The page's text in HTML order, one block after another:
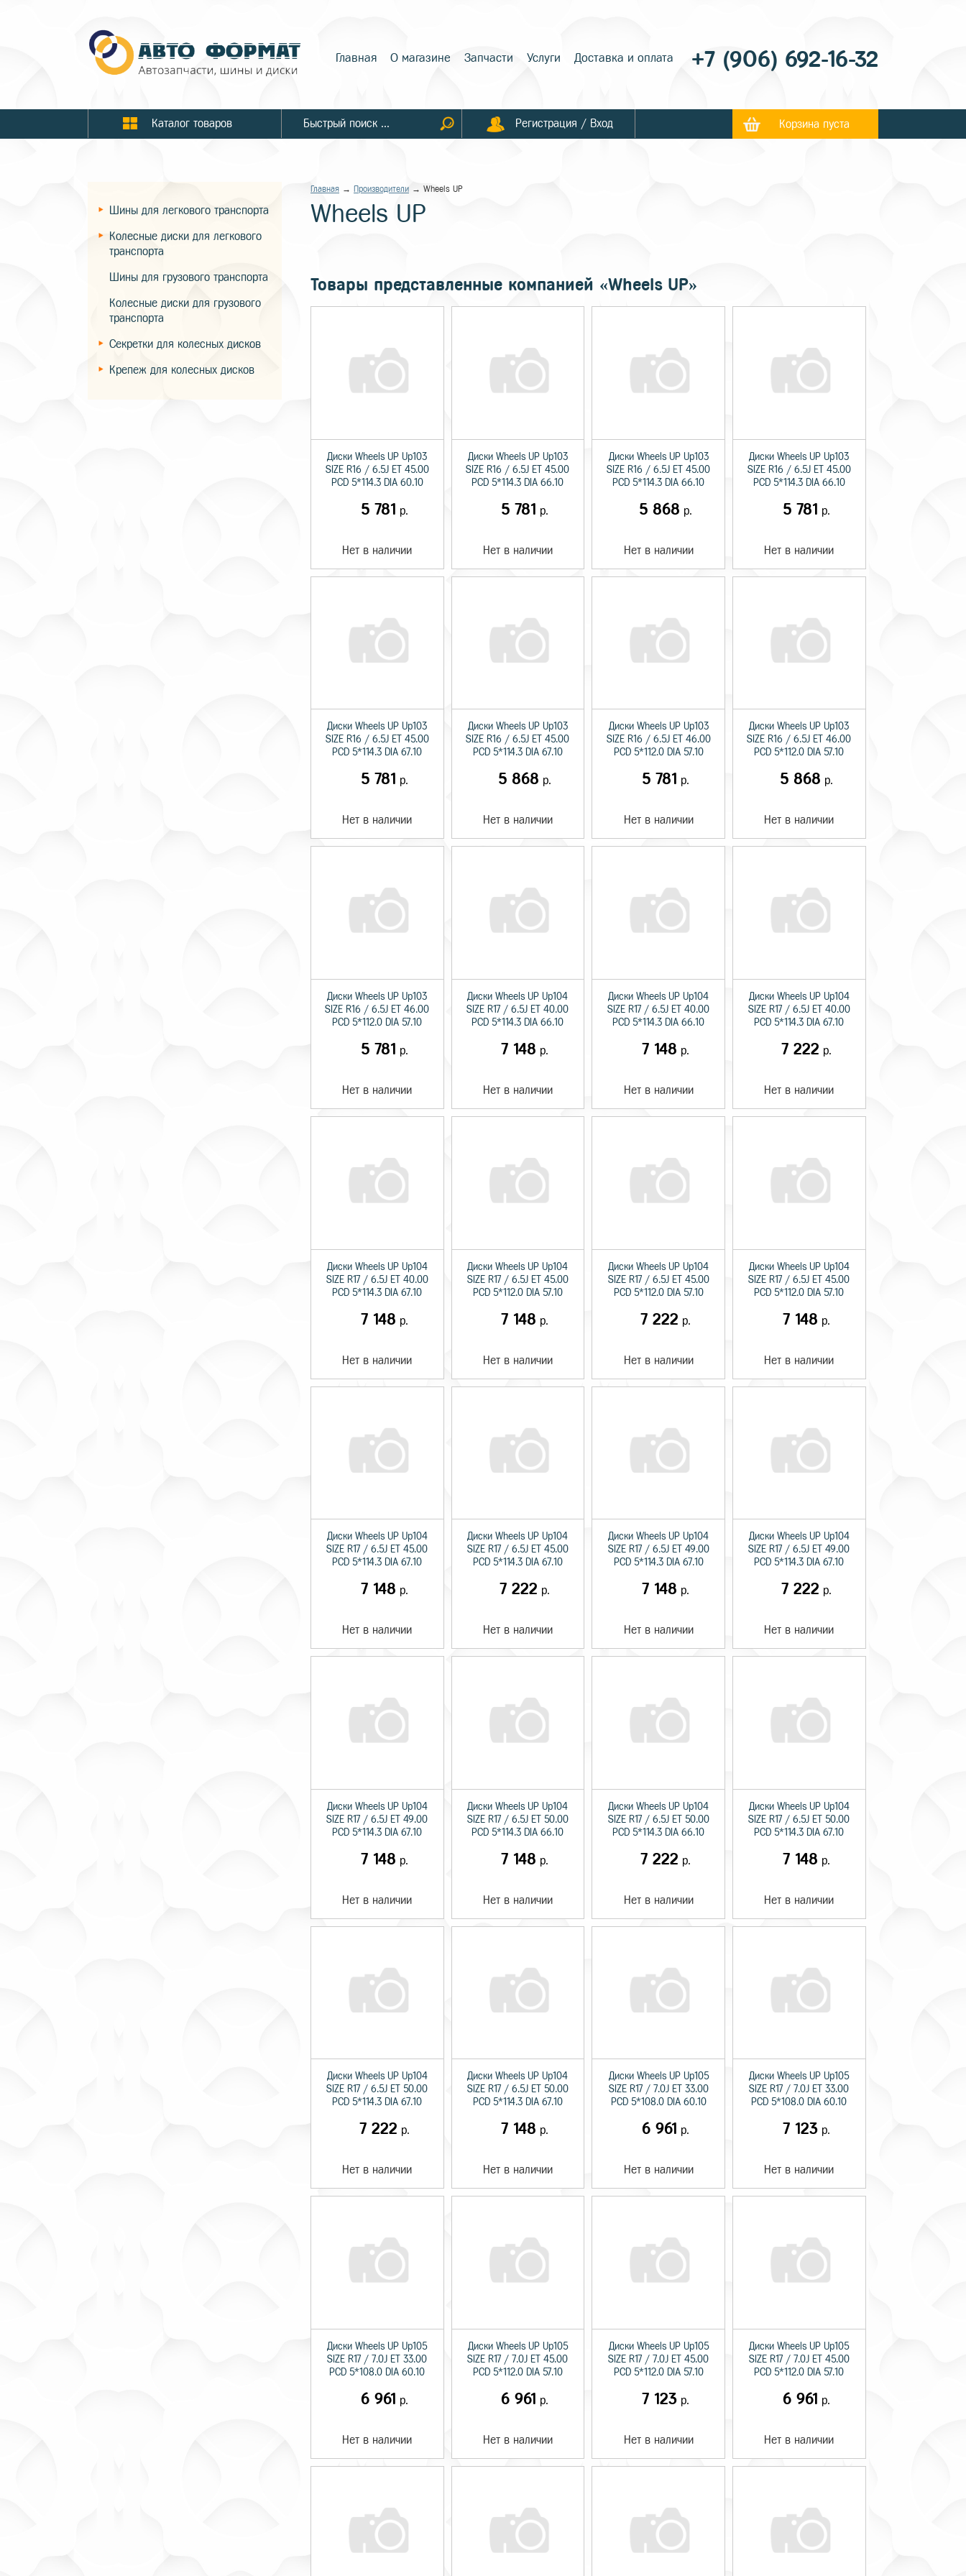
Главная О магазине Запчасти Услуги Доставка и оплата +7 (906) 692-16-32
Каталог товаров Регистрация / Вход Корзина пуста
Шины для легкового транспорта
Колесные диски для легкового
транспорта
Шины для грузового транспорта
Колесные диски для грузового
транспорта
Секретки для колесных дисков
Крепеж для колесных дисков
Главная → Производители → Wheels UP
Wheels UP
Товары представленные компанией «Wheels UP»
Диски Wheels UP Up103
SIZE R16 / 6.5J ET 45.00
PCD 5*114.3 DIA 60.10
5 781 р.
Нет в наличии
Диски Wheels UP Up103
SIZE R16 / 6.5J ET 45.00
PCD 5*114.3 DIA 66.10
5 781 р.
Нет в наличии
Диски Wheels UP Up103
SIZE R16 / 6.5J ET 45.00
PCD 5*114.3 DIA 66.10
5 868 р.
Нет в наличии
Диски Wheels UP Up103
SIZE R16 / 6.5J ET 45.00
PCD 5*114.3 DIA 66.10
5 781 р.
Нет в наличии
Диски Wheels UP Up103
SIZE R16 / 6.5J ET 45.00
PCD 5*114.3 DIA 67.10
5 781 р.
Нет в наличии
Диски Wheels UP Up103
SIZE R16 / 6.5J ET 45.00
PCD 5*114.3 DIA 67.10
5 868 р.
Нет в наличии
Диски Wheels UP Up103
SIZE R16 / 6.5J ET 46.00
PCD 5*112.0 DIA 57.10
5 781 р.
Нет в наличии
Диски Wheels UP Up103
SIZE R16 / 6.5J ET 46.00
PCD 5*112.0 DIA 57.10
5 868 р.
Нет в наличии
Диски Wheels UP Up103
SIZE R16 / 6.5J ET 46.00
PCD 5*112.0 DIA 57.10
5 781 р.
Нет в наличии
Диски Wheels UP Up104
SIZE R17 / 6.5J ET 40.00
PCD 5*114.3 DIA 66.10
7 148 р.
Нет в наличии
Диски Wheels UP Up104
SIZE R17 / 6.5J ET 40.00
PCD 5*114.3 DIA 66.10
7 148 р.
Нет в наличии
Диски Wheels UP Up104
SIZE R17 / 6.5J ET 40.00
PCD 5*114.3 DIA 67.10
7 222 р.
Нет в наличии
Диски Wheels UP Up104
SIZE R17 / 6.5J ET 40.00
PCD 5*114.3 DIA 67.10
7 148 р.
Нет в наличии
Диски Wheels UP Up104
SIZE R17 / 6.5J ET 45.00
PCD 5*112.0 DIA 57.10
7 148 р.
Нет в наличии
Диски Wheels UP Up104
SIZE R17 / 6.5J ET 45.00
PCD 5*112.0 DIA 57.10
7 222 р.
Нет в наличии
Диски Wheels UP Up104
SIZE R17 / 6.5J ET 45.00
PCD 5*112.0 DIA 57.10
7 148 р.
Нет в наличии
Диски Wheels UP Up104
SIZE R17 / 6.5J ET 45.00
PCD 5*114.3 DIA 67.10
7 148 р.
Нет в наличии
Диски Wheels UP Up104
SIZE R17 / 6.5J ET 45.00
PCD 5*114.3 DIA 67.10
7 222 р.
Нет в наличии
Диски Wheels UP Up104
SIZE R17 / 6.5J ET 49.00
PCD 5*114.3 DIA 67.10
7 148 р.
Нет в наличии
Диски Wheels UP Up104
SIZE R17 / 6.5J ET 49.00
PCD 5*114.3 DIA 67.10
7 222 р.
Нет в наличии
Диски Wheels UP Up104
SIZE R17 / 6.5J ET 49.00
PCD 5*114.3 DIA 67.10
7 148 р.
Нет в наличии
Диски Wheels UP Up104
SIZE R17 / 6.5J ET 50.00
PCD 5*114.3 DIA 66.10
7 148 р.
Нет в наличии
Диски Wheels UP Up104
SIZE R17 / 6.5J ET 50.00
PCD 5*114.3 DIA 66.10
7 222 р.
Нет в наличии
Диски Wheels UP Up104
SIZE R17 / 6.5J ET 50.00
PCD 5*114.3 DIA 67.10
7 148 р.
Нет в наличии
Диски Wheels UP Up104
SIZE R17 / 6.5J ET 50.00
PCD 5*114.3 DIA 67.10
7 222 р.
Нет в наличии
Диски Wheels UP Up104
SIZE R17 / 6.5J ET 50.00
PCD 5*114.3 DIA 67.10
7 148 р.
Нет в наличии
Диски Wheels UP Up105
SIZE R17 / 7.0J ET 33.00
PCD 5*108.0 DIA 60.10
6 961 р.
Нет в наличии
Диски Wheels UP Up105
SIZE R17 / 7.0J ET 33.00
PCD 5*108.0 DIA 60.10
7 123р.
Нет в наличии
Диски Wheels UP Up105
SIZE R17 / 7.0J ET 33.00
PCD 5*108.0 DIA 60.10
6 961 р.
Нет в наличии
Диски Wheels UP Up105
SIZE R17 / 7.0J ET 45.00
PCD 5*112.0 DIA 57.10
6 961 р.
Нет в наличии
Диски Wheels UP Up105
SIZE R17 / 7.0J ET 45.00
PCD 5*112.0 DIA 57.10
7 123 р.
Нет в наличии
Диски Wheels UP Up105
SIZE R17 / 7.0J ET 45.00
PCD 5*112.0 DIA 57.10
6 961 р.
Нет в наличии